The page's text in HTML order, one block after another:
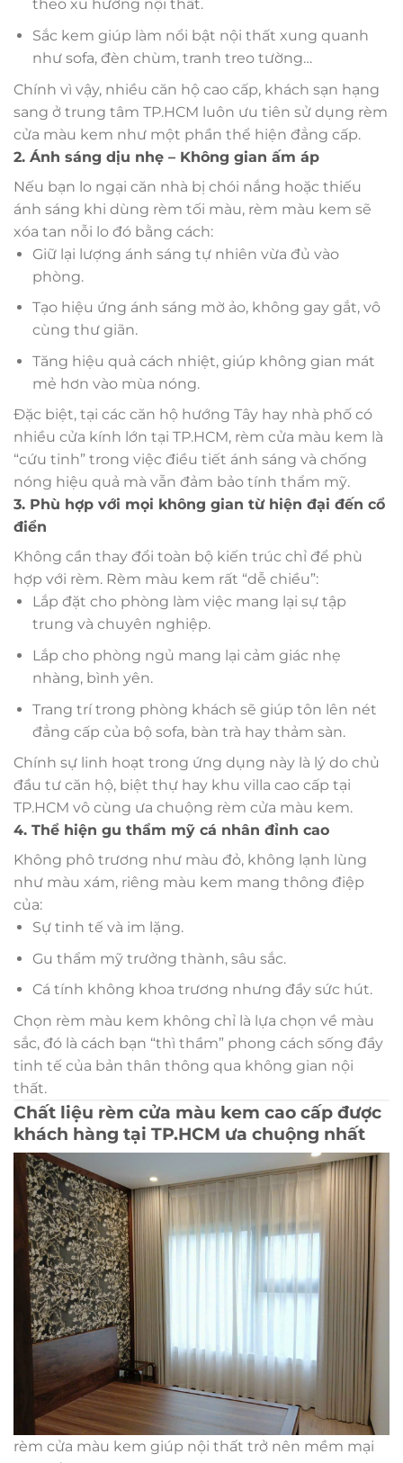
theo xu hướng nội thất.
Sắc kem giúp làm nổi bật nội thất xung quanh
như sofa, đèn chùm, tranh treo tường…
Chính vì vậy, nhiều căn hộ cao cấp, khách sạn hạng
sang ở trung tâm TP.HCM luôn ưu tiên sử dụng rèm
cửa màu kem như một phần thể hiện đẳng cấp.
2. Ánh sáng dịu nhẹ – Không gian ấm áp
Nếu bạn lo ngại căn nhà bị chói nắng hoặc thiếu
ánh sáng khi dùng rèm tối màu, rèm màu kem sẽ
xóa tan nỗi lo đó bằng cách:
Giữ lại lượng ánh sáng tự nhiên vừa đủ vào
phòng.
Tạo hiệu ứng ánh sáng mờ ảo, không gay gắt, vô
cùng thư giãn.
Tăng hiệu quả cách nhiệt, giúp không gian mát
mẻ hơn vào mùa nóng.
Đặc biệt, tại các căn hộ hướng Tây hay nhà phố có
nhiều cửa kính lớn tại TP.HCM, rèm cửa màu kem là
“cứu tinh” trong việc điều tiết ánh sáng và chống
nóng hiệu quả mà vẫn đảm bảo tính thẩm mỹ.
3. Phù hợp với mọi không gian từ hiện đại đến cổ
điển
Không cần thay đổi toàn bộ kiến trúc chỉ để phù
hợp với rèm. Rèm màu kem rất “dễ chiều”:
Lắp đặt cho phòng làm việc mang lại sự tập
trung và chuyên nghiệp.
Lắp cho phòng ngủ mang lại cảm giác nhẹ
nhàng, bình yên.
Trang trí trong phòng khách sẽ giúp tôn lên nét
đẳng cấp của bộ sofa, bàn trà hay thảm sàn.
Chính sự linh hoạt trong ứng dụng này là lý do chủ
đầu tư căn hộ, biệt thự hay khu villa cao cấp tại
TP.HCM vô cùng ưa chuộng rèm cửa màu kem.
4. Thể hiện gu thẩm mỹ cá nhân đỉnh cao
Không phô trương như màu đỏ, không lạnh lùng
như màu xám, riêng màu kem mang thông điệp
của:
Sự tinh tế và im lặng.
Gu thẩm mỹ trưởng thành, sâu sắc.
Cá tính không khoa trương nhưng đầy sức hút.
Chọn rèm màu kem không chỉ là lựa chọn về màu
sắc, đó là cách bạn “thì thầm” phong cách sống đầy
tinh tế của bản thân thông qua không gian nội
thất.
Chất liệu rèm cửa màu kem cao cấp được
khách hàng tại TP.HCM ưa chuộng nhất
rèm cửa màu kem giúp nội thất trở nên mềm mại